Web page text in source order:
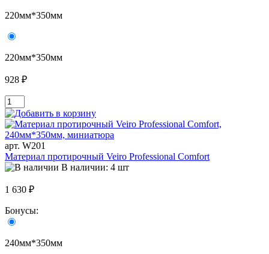
220мм*350мм
220мм*350мм
928 ₽
арт. W201
Материал протирочный Veiro Professional Comfort
В наличии: 4 шт
1 630 ₽
Бонусы:
240мм*350мм